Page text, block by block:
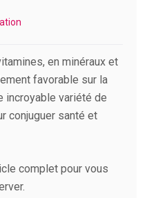
en minéraux et
favorable sur la
incroyable variété de
conjuguer santé et
complet pour vous